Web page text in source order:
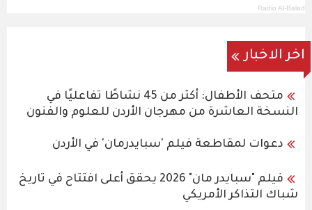
Radio Al-Balad
اخر الاخبار
متحف الأطفال: أكثر من 45 نشاطًا تفاعليًا في
النسخة العاشرة من مهرجان الأردن للعلوم والفنون
دعوات لمقاطعة فيلم 'سبايدرمان' في الأردن
فيلم "سبايدر مان" 2026 يحقق أعلى افتتاح في تاريخ
شباك التذاكر الأمريكي